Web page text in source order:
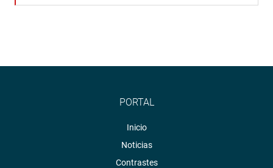
PORTAL
Inicio
Noticias
Contrastes